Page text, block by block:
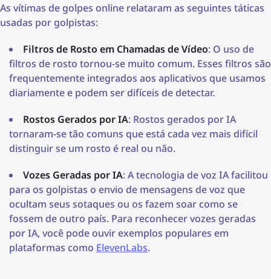
As vítimas de golpes online relataram as seguintes táticas
usadas por golpistas:
Filtros de Rosto em Chamadas de Vídeo: O uso de
filtros de rosto tornou-se muito comum. Esses filtros são
frequentemente integrados aos aplicativos que usamos
diariamente e podem ser difíceis de detectar.
Rostos Gerados por IA: Rostos gerados por IA
tornaram-se tão comuns que está cada vez mais difícil
distinguir se um rosto é real ou não.
Vozes Geradas por IA: A tecnologia de voz IA facilitou
para os golpistas o envio de mensagens de voz que
ocultam seus sotaques ou os fazem soar como se
fossem de outro país. Para reconhecer vozes geradas
por IA, você pode ouvir exemplos populares em
plataformas como ElevenLabs.